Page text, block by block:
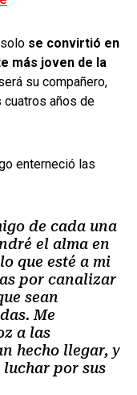
se convirtió en
más joven de la
su compañero,
cuatros años de
enterneció las
de cada una
el alma en
que esté a mi
por canalizar
sean
Me
a las
hecho llegar, y
por sus